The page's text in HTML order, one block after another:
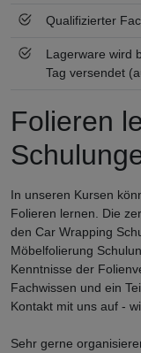
Qualifizierter
Lagerware wird
Tag versendet
Folieren
In unseren Kursen
Folieren lernen. Die
den Car Wrapping
Möbelfolierung
Kenntnisse der
Fachwissen und ein
Kontakt mit uns auf -
Sehr gerne